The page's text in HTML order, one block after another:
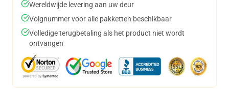
Wereldwijde levering aan uw deur
Volgnummer voor alle pakketten beschikbaar
Volledige terugbetaling als het product niet wordt
ontvangen